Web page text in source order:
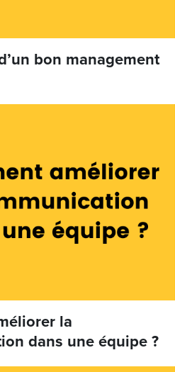
bon management
la
dans une équipe ?